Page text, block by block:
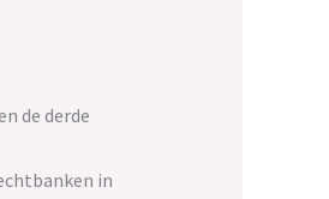
de derde
in